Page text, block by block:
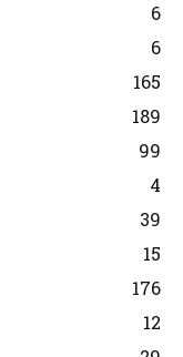
6
6
165
189
99
4
39
15
176
12